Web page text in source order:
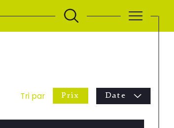
Tri par Prix Date